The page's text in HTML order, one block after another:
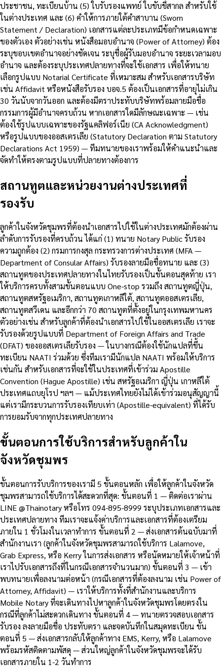
ประชาชน, ทะเบียนบ้าน (5) ใบรับรองแพทย์ ใบขับขี่สากล สำหรับใช้
ในต่างประเทศ และ (6) คำให้การภายใต้คำสาบาน (Sworn
Statement / Declaration) เอกสารแต่ละประเภทมีข้อกำหนดเฉพาะ
ของตัวเอง ตัวอย่างเช่น หนังสือมอบอำนาจ (Power of Attorney) ต้อง
ระบุขอบเขตอำนาจอย่างชัดเจน ระบุชื่อผู้รับมอบอำนาจ ระยะเวลามอบ
อำนาจ และต้องระบุประเทศปลายทางที่จะใช้เอกสาร เพื่อให้ทนาย
เลือกรูปแบบ Notarial Certificate ที่เหมาะสม สำหรับเอกสารบริษัท
เช่น Affidavit หรือหนังสือรับรอง บอจ.5 ต้องเป็นเอกสารที่อายุไม่เกิน
30 วันนับจากวันออก และต้องมีตราประทับบริษัทพร้อมลายมือชื่อ
กรรมการผู้มีอำนาจครบถ้วน หากเอกสารใดมีลักษณะเฉพาะ — เช่น
ต้องใช้รูปแบบเฉพาะของรัฐแคลิฟอร์เนีย (CA Acknowledgment)
หรือรูปแบบของออสเตรเลีย (Statutory Declaration ตาม Statutory
Declarations Act 1959) — ทีมทนายของเราพร้อมให้คำแนะนำและ
จัดทำให้ตรงตามรูปแบบที่ปลายทางต้องการ
สถานทูตและหน่วยงานต่างประเทศที่
รองรับ
ลูกค้าในจังหวัดชุมพรที่ต้องนำเอกสารไปใช้ในต่างประเทศมักต้องผ่าน
ลำดับการรับรองที่ครบถ้วน ได้แก่ (1) ทนาย Notary Public รับรอง
ความถูกต้อง (2) กรมการกงสุล กระทรวงการต่างประเทศ (MFA —
Department of Consular Affairs) รับรองลายมือชื่อทนาย และ (3)
สถานทูตของประเทศปลายทางในไทยรับรองเป็นขั้นตอนสุดท้าย เรา
ให้บริการครบทั้งสามขั้นตอนแบบ One-stop รวมถึง สถานทูตญี่ปุ่น,
สถานทูตสหรัฐอเมริกา, สถานทูตเกาหลีใต้, สถานทูตออสเตรเลีย,
สถานทูตสวีเดน และอีกกว่า 70 สถานทูตที่ตั้งอยู่ในกรุงเทพมหานคร
ตัวอย่างเช่น สำหรับลูกค้าที่ต้องนำเอกสารไปใช้ในออสเตรเลีย เราจะ
รับรองด้วยรูปแบบที่ Department of Foreign Affairs and Trade
(DFAT) ของออสเตรเลียรับรอง — ในบางกรณีต้องใช้นักแปลที่ขึ้น
ทะเบียน NAATI ร่วมด้วย ซึ่งทีมเรามีนักแปล NAATI พร้อมให้บริการ
เช่นกัน สำหรับเอกสารที่จะใช้ในประเทศที่เข้าร่วม Apostille
Convention (Hague Apostille) เช่น สหรัฐอเมริกา ญี่ปุ่น เกาหลีใต้
ประเทศแถบยุโรป ฯลฯ — แม้ประเทศไทยยังไม่ได้เข้าร่วมอนุสัญญานี้
แต่เรามีกระบวนการรับรองเทียบเท่า (Apostille-equivalent) ที่ได้รับ
การยอมรับจากทุกประเทศปลายทาง
ขั้นตอนการใช้บริการสำหรับลูกค้าใน
จังหวัดชุมพร
ขั้นตอนการรับบริการของเรามี 5 ขั้นตอนหลัก เพื่อให้ลูกค้าในจังหวัด
ชุมพรสามารถใช้บริการได้สะดวกที่สุด: ขั้นตอนที่ 1 — ติดต่อเราผ่าน
LINE @Thainotary หรือโทร 094-895-8999 ระบุประเภทเอกสารและ
ประเทศปลายทาง ทีมเราจะแจ้งค่าบริการและเอกสารที่ต้องเตรียม
ภายใน 1 ชั่วโมงในเวลาทำการ ขั้นตอนที่ 2 — ส่งเอกสารต้นฉบับมาที่
สำนักงานเรา (ลูกค้าในจังหวัดชุมพรสามารถใช้บริการ Lalamove,
Grab Express, หรือ Kerry ในการส่งเอกสาร หรือนัดหมายให้เจ้าหน้าที่
เราไปรับเอกสารถึงที่ในกรณีเอกสารจำนวนมาก) ขั้นตอนที่ 3 — เข้า
พบทนายเพื่อลงนามต่อหน้า (กรณีเอกสารที่ต้องลงนาม เช่น Power of
Attorney, Affidavit) — เราให้บริการทั้งที่สำนักงานและบริการ
Mobile Notary ที่จะเดินทางไปหาลูกค้าในจังหวัดชุมพรโดยตรงใน
กรณีที่ลูกค้าไม่สะดวกเดินทาง ขั้นตอนที่ 4 — ทนายตรวจสอบเอกสาร
รับรอง ลงลายมือชื่อ ประทับตรา และจดบันทึกในสมุดทะเบียน ขั้น
ตอนที่ 5 — ส่งเอกสารกลับให้ลูกค้าทาง EMS, Kerry, หรือ Lalamove
พร้อมรหัสติดตามพัสดุ — ส่วนใหญ่ลูกค้าในจังหวัดชุมพรจะได้รับ
เอกสารภายใน 1-2 วันทำการ